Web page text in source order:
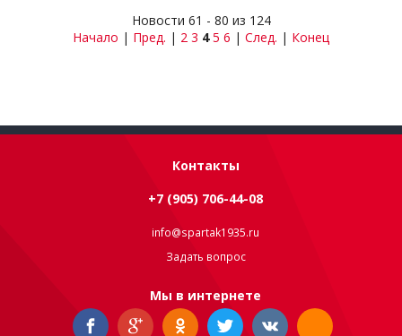
Новости 61 - 80 из 124
Начало | Пред. | 2 3 4 5 6 | След. | Конец
Контакты
+7 (905) 706-44-08
info@spartak1935.ru
Задать вопрос
Мы в интернете